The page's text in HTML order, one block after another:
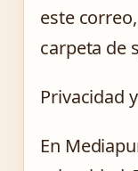
este
carpeta de
Privacidad
En